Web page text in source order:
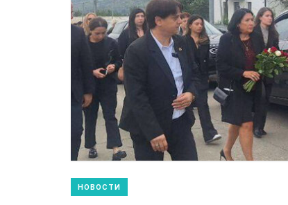
НОВОСТИ